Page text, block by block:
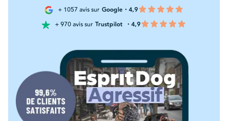
+ 1057 avis sur Google・4,9
+ 970 avis sur Trustpilot ・4,9